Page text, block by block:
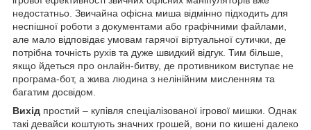
недостатньо. Звичайна офісна миша відмінно підходить для
неспішної роботи з документами або графічними файлами,
але мало відповідає умовам гарячої віртуальної сутички, де
потрібна точність рухів та дуже швидкий відгук. Тим більше,
якщо йдеться про онлайн-битву, де противником виступає не
програма-бот, а жива людина з нелінійним мисленням та
багатим досвідом.
Вихід простий – купівля спеціалізованої ігрової мишки. Однак
такі девайси коштують значних грошей, вони по кишені далеко